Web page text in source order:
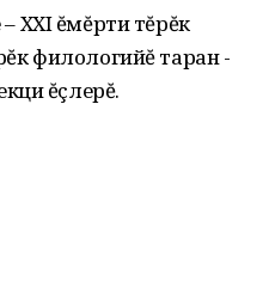
XXI ĕмĕрти тĕрĕк
филологийĕ таран -
ĕçлерĕ.